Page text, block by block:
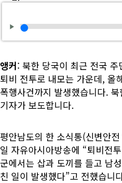
앵커: 북한 당국이 최근 전국
퇴비 전투로 내모는 가운데, 올
폭행사건까지 발생했습니다.
기자가 보도합니다.
평안남도의 한 소식통(신변안
일 자유아시아방송에 “퇴비전
군에서는 삽과 도끼를 들고 남
친 일이 발생했다”고 전했습니